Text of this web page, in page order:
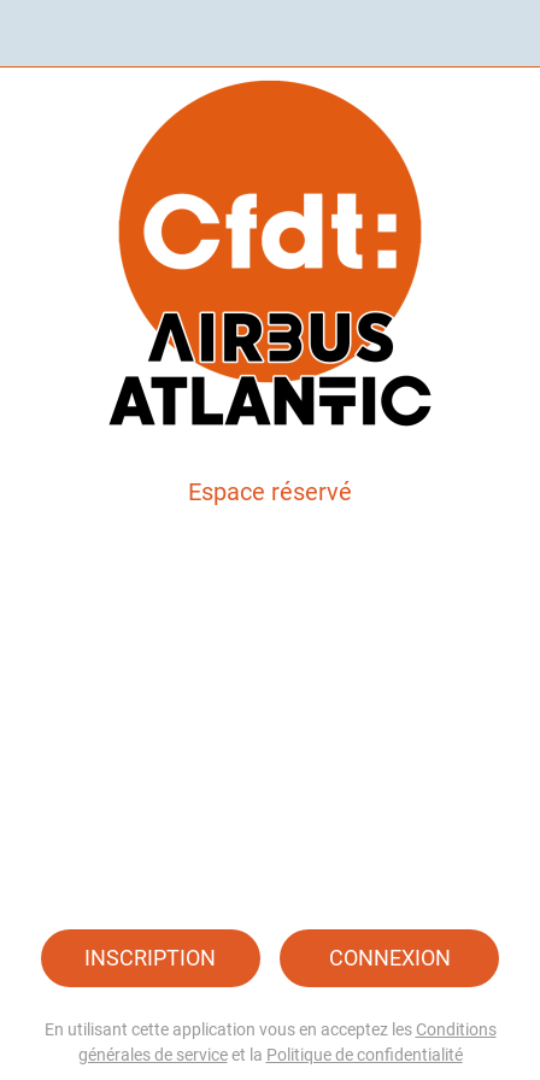
Espace réservé
INSCRIPTION CONNEXION
En utilisant cette application vous en acceptez les Conditions
générales de serviceet la Politique de confidentialité